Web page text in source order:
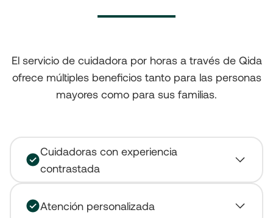
El servicio de cuidadora por horas a través de Qida
ofrece múltiples beneficios tanto para las personas
mayores como para sus familias.
Cuidadoras con experiencia
contrastada
Atención personalizada